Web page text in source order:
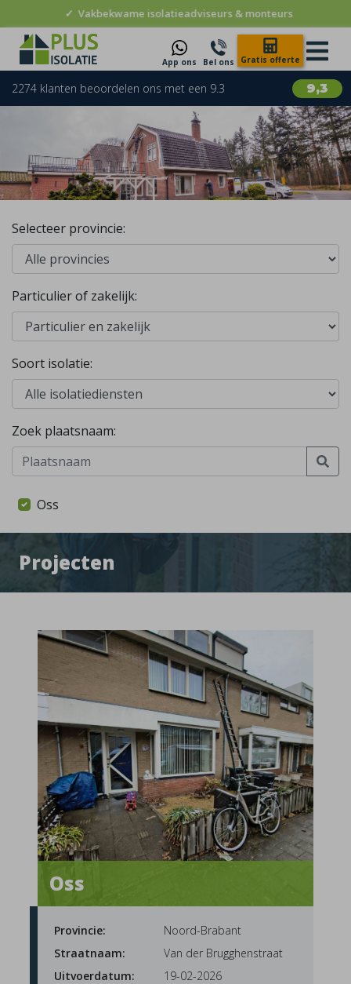
✓10 jaar garantie
App ons Bel ons Gratis offerte
9,3
2274 klanten beoordelen ons met een 9.3
Selecteer provincie:
Particulier of zakelijk:
Soort isolatie:
Zoek plaatsnaam:
Oss
Projecten
Oss
Provincie:
Noord-Brabant
Straatnaam:
Van der Brugghenstraat
Uitvoerdatum:
19-02-2026